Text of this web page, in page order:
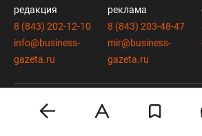
редакция
8 (843) 202-12-10
info@business-
gazeta.ru
реклама
8 (843) 203-48-47
mir@business-
gazeta.ru
вконтакте